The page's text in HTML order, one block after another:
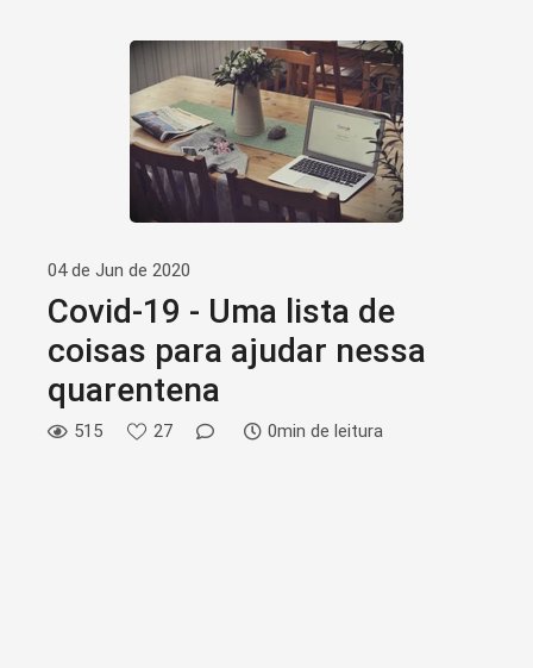
04 de Jun de 2020
Covid-19 - Uma lista de
coisas para ajudar nessa
quarentena
515 27 0min de leitura